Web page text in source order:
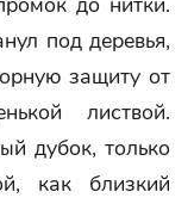
под деревья,
защиту от
листвой.
дубок, только
как близкий